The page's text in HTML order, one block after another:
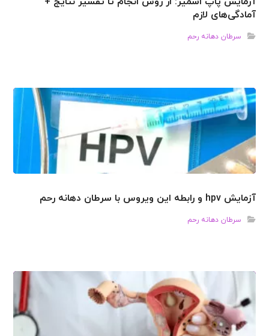
آمادگی‌های لازم
سرطان دهانه رحم
آزمایش hpv و رابطه این ویروس با سرطان دهانه رحم
سرطان دهانه رحم